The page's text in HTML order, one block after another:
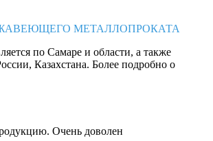
МЕТАЛЛОПРОКАТА
по Самаре и области, а также
Казахстана. Более подробно о
Очень доволен